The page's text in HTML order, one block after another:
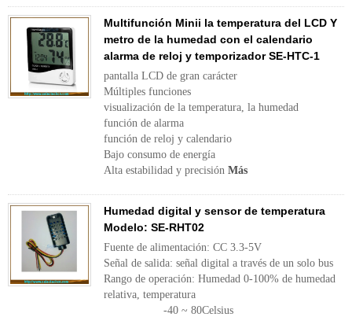
Multifunción Minii la temperatura del LCD Y
metro de la humedad con el calendario
alarma de reloj y temporizador SE-HTC-1
pantalla LCD de gran carácter
Múltiples funciones
visualización de la temperatura, la humedad
función de alarma
función de reloj y calendario
Bajo consumo de energía
Alta estabilidad y precisión Más
Humedad digital y sensor de temperatura
Modelo: SE-RHT02
Fuente de alimentación: CC 3.3-5V
Señal de salida: señal digital a través de un solo bus
Rango de operación: Humedad 0-100% de humedad
relativa, temperatura
-40 ~ 80Celsius